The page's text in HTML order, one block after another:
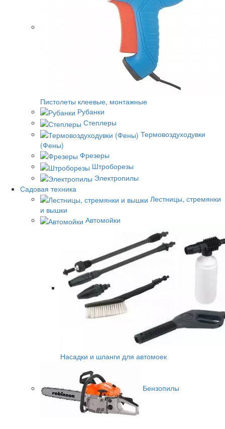
Пистолеты клеевые, монтажные
Рубанки
Степлеры
Термовоздуходувки
(Фены)
Фрезеры
Штроборезы
Электропилы
Садовая техника
Лестницы, стремянки
и вышки
Автомойки
Насадки и шланги для автомоек
Бензопилы